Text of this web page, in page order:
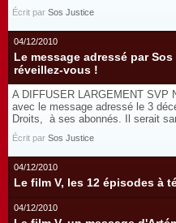
Écrit par Sos Justice
04/12/2010
Le message adressé par
réveillez-vous !
A DIFFUSER LARGEMENT SVP
avec le message adressé le 3
Droits, à ses abonnés. Il serait
Écrit par Sos Justice
04/12/2010
Le film V, les 12 épisodes à
04/12/2010